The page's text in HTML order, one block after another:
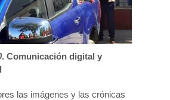
. Comunicación digital y
las imágenes y las crónicas